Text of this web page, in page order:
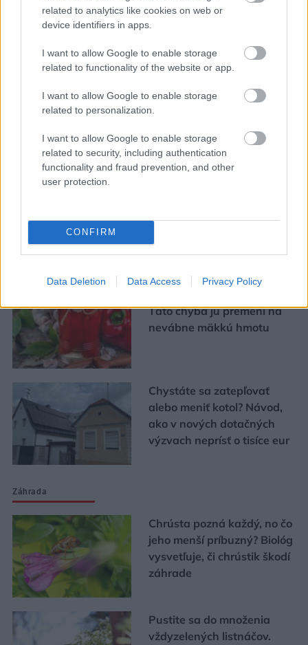
related to analytics like cookies on web or
device identifiers in apps.
I want to allow Google to enable storage
related to functionality of the website or app.
I want to allow Google to enable storage
related to personalization.
I want to allow Google to enable storage
related to security, including authentication
functionality and fraud prevention, and other
user protection.
CONFIRM
Data Deletion Data Access Privacy Policy
Zmenili dispozíciu a odkryli
Výsledkom je interiér plný
kontrastov
Ján Palenčár: Ak neurobíme
Táto chyba ju premení na
nevábne mäkkú hmotu
Chystáte sa zatepľovať
alebo meniť kotol? Návod,
ako v nových dotačných
výzvach neprísť o tisíce eur
Záhrada
Chrústa pozná každý, no čo
jeho menší príbuzný? Biológ
vysvetľuje, či chrústik škodí
záhrade
Pustite sa do množenia
vždyzelených listnáčov.